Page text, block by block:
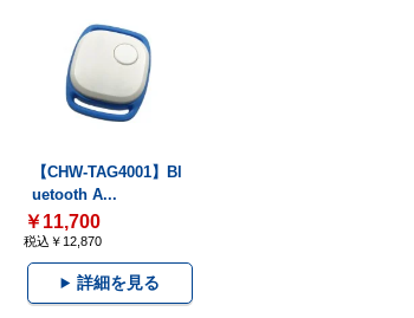
【CHW-TAG4001】Bl
uetooth A...
￥11,700
税込￥12,870
詳細を見る